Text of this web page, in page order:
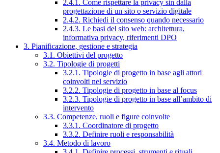
2.4.1. Come rispettare la privacy sin dalla
progettazione di un sito o servizio digitale
2.4.2. Richiedi il consenso quando necessario
2.4.3. Le basi del sito web: architettura,
informativa privacy, riferimenti DPO
3. Pianificazione, gestione e strategia
3.1. Obiettivi del progetto
3.2. Tipologie di progetti
3.2.1. Tipologie di progetto in base agli attori
coinvolti nel servizio
3.2.2. Tipologie di progetto in base al focus
3.2.3. Tipologie di progetto in base all’ambito di
intervento
3.3. Competenze, ruoli e figure coinvolte
3.3.1. Coordinatore di progetto
3.3.2. Definire ruoli e responsabilità
3.4. Metodo di lavoro